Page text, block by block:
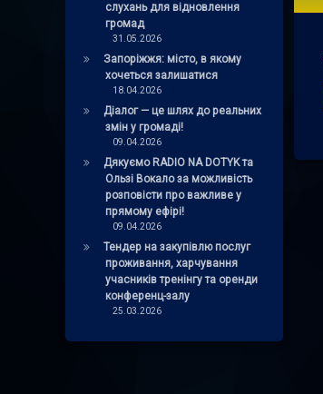
слухань для відновлення
громад
31.05.2026
Запоріжжя: місто, в якому
хочеться залишатися
18.04.2026
Діалог — це шлях до реальних
змін у громаді!
09.04.2026
Дякуємо RADIO NA DOTYK та
Ользі Вокало за можливість
розповісти про важливе у
прямому ефірі!
09.04.2026
Тендер на закупівлю послуг
проживання, харчування
учасників тренінгу та оренди
конференц-залу
25.03.2026